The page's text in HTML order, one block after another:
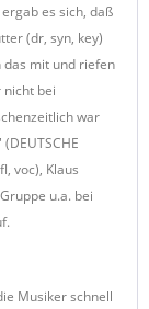
es sich, daß
(dr, syn, key)
das mit und riefen
nicht bei
war
voc), Klaus
u.a. bei
Musiker schnell